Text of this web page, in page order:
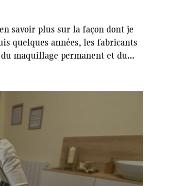
savoir plus sur la façon dont je
quelques années, les fabricants
du maquillage permanent et du...